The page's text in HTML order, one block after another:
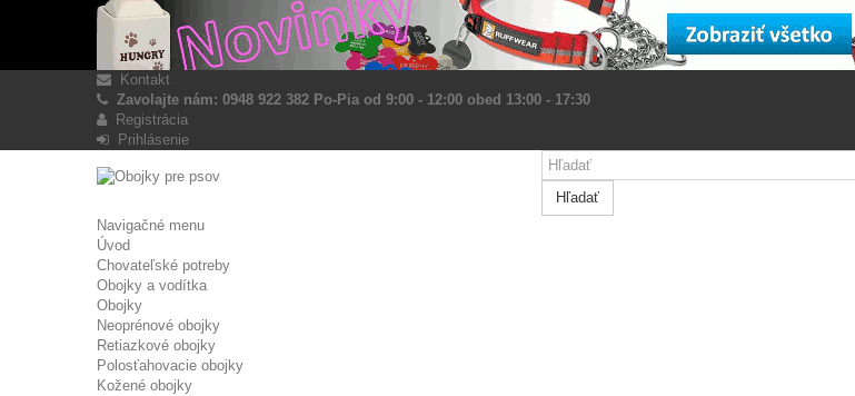
Kontakt
Zavolajte nám: 0948 922 382 Po-Pia od 9:00 - 12:00 obed 13:00 - 17:30
Registrácia
Prihlásenie
Hľadať
Navigačné menu
Úvod
Chovateľské potreby
Obojky a vodítka
Obojky
Neoprénové obojky
Retiazkové obojky
Polosťahovacie obojky
Kožené obojky